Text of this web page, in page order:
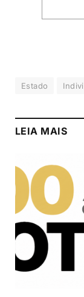
Estado
LEIA MAIS